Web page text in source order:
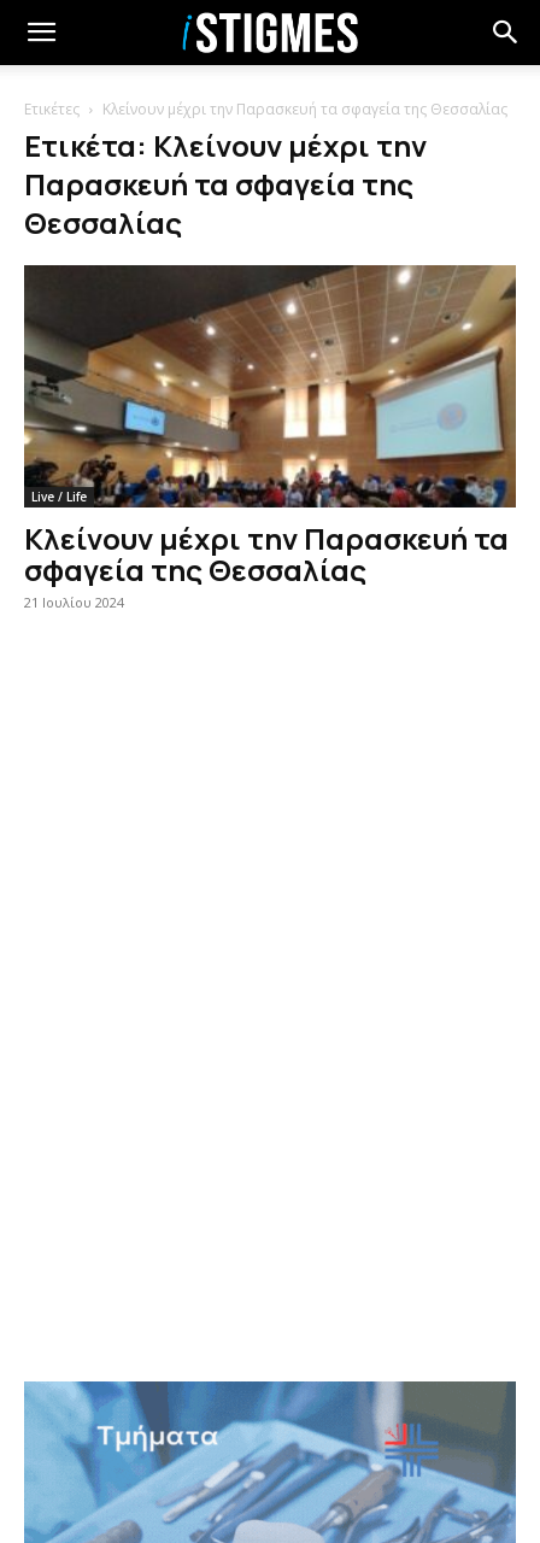
Ετικέτες Κλείνουν μέχρι την Παρασκευή τα σφαγεία της Θεσσαλίας
Ετικέτα: Κλείνουν μέχρι την
Παρασκευή τα σφαγεία της
Θεσσαλίας
Live / Life
Κλείνουν μέχρι την Παρασκευή τα
σφαγεία της Θεσσαλίας
21 Ιουλίου 2024